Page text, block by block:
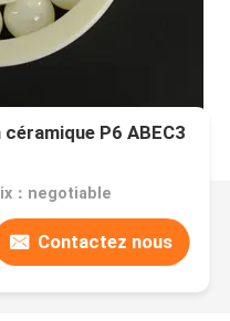
P6 ABEC3
：negotiable
Contactez nous